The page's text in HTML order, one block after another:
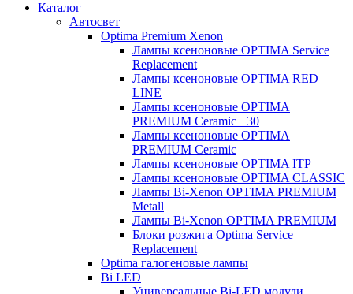
Каталог
Автосвет
Optima Premium Xenon
Лампы ксеноновые OPTIMA Service
Replacement
Лампы ксеноновые OPTIMA RED
LINE
Лампы ксеноновые OPTIMA
PREMIUM Ceramic +30
Лампы ксеноновые OPTIMA
PREMIUM Ceramic
Лампы ксеноновые OPTIMA ITP
Лампы ксеноновые OPTIMA CLASSIC
Лампы Bi-Xenon OPTIMA PREMIUM
Metall
Лампы Bi-Xenon OPTIMA PREMIUM
Блоки розжига Optima Service
Replacement
Optima галогеновые лампы
Bi LED
Универсальные Bi-LED модули